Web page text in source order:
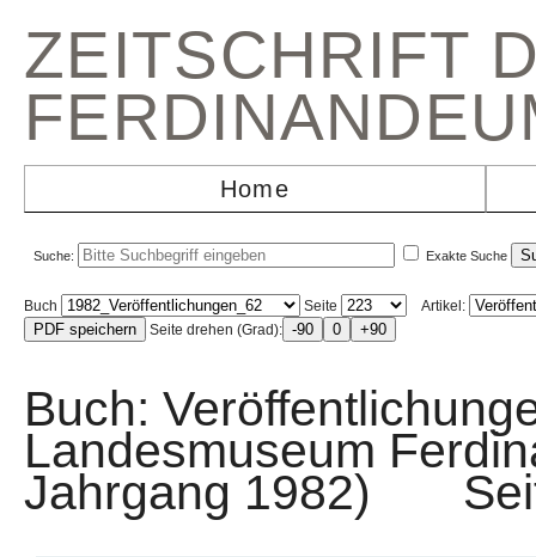
ZEITSCHRIFT
Home
Suche: Exakte Suche
Buch Seite
Artikel:
Seite drehen (Grad):
Buch:
Landesmuseum
Jahrgang 1982)